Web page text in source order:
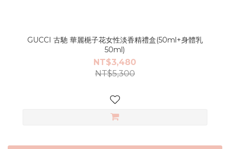
GUCCI 古馳 華麗梔子花女性淡香精禮盒(50ml+身體乳
50ml)
NT$3,480
NT$5,300